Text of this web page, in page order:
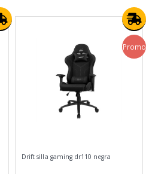
Promo
Drift silla gaming dr110 negra